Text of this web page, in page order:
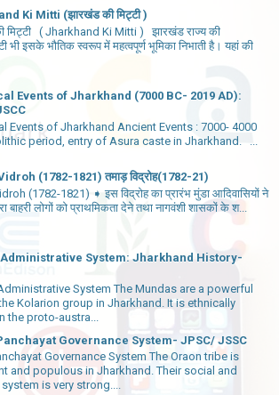
Ki Mitti (झारखंड की मिट्टी )
मिट्टी ( Jharkhand Ki Mitti ) झारखंड राज्य की
भी इसके भौतिक स्वरूप में महत्वपूर्ण भूमिका निभाती है। यहां की
Events of Jharkhand (7000 BC- 2019 AD):
Events of Jharkhand Ancient Events : 7000- 4000
period, entry of Asura caste in Jharkhand. ...
(1782-1821) तमाड़ विद्रोह(1782-21)
(1782-1821) ➧ इस विद्रोह का प्रारंभ मुंडा आदिवासियों ने
बाहरी लोगों को प्राथमिकता देने तथा नागवंशी शासकों के श...
System: Jharkhand History-
System The Mundas are a powerful
Kolarion group in Jharkhand. It is ethnically
the proto-austra...
Governance System- JPSC/ JSSC
Governance System The Oraon tribe is
and populous in Jharkhand. Their social and
is very strong....